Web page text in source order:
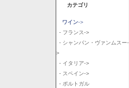
カテゴリ
ワイン->
- フランス->
- シャンパン・ヴァンムスー-
>
- イタリア->
- スペイン->
- ポルトガル